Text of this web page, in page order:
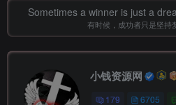
Sometimes a winner is just a
有时候，成功者只是坚持
小钱资源网
179 6705